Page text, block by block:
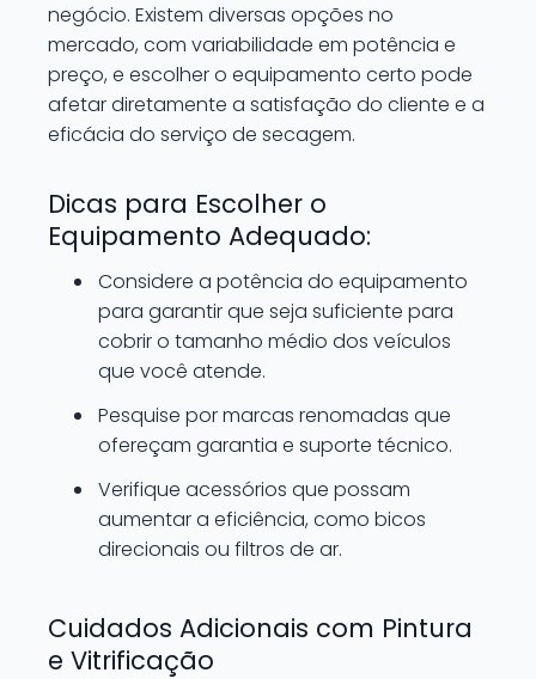
negócio. Existem diversas opções no
mercado, com variabilidade em potência e
preço, e escolher o equipamento certo pode
afetar diretamente a satisfação do cliente e a
eficácia do serviço de secagem.
Dicas para Escolher o
Equipamento Adequado:
Considere a potência do equipamento
para garantir que seja suficiente para
cobrir o tamanho médio dos veículos
que você atende.
Pesquise por marcas renomadas que
ofereçam garantia e suporte técnico.
Verifique acessórios que possam
aumentar a eficiência, como bicos
direcionais ou filtros de ar.
Cuidados Adicionais com Pintura
e Vitrificação